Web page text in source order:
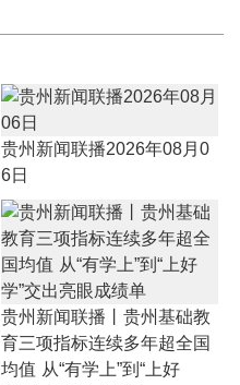
贵州新闻联播2026年08月0
6日
贵州新闻联播丨贵州基础教
育三项指标连续多年超全国
均值 从“有学上”到“上好